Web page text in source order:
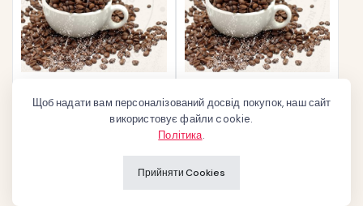
Коста-Ріка”
Нікарагуа”
129
Щоб надати вам персоналізований досвід покупок, наш сайт
використовує файли cookie.
Політика.
Прийняти Cookies